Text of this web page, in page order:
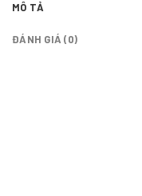
MÔ TẢ
ĐÁNH GIÁ (0)